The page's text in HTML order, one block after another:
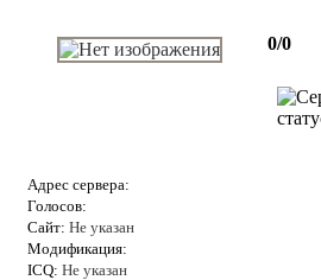
0/0
Адрес сервера:
Голосов:
Сайт: Не указан
Модификация:
ICQ: Не указан